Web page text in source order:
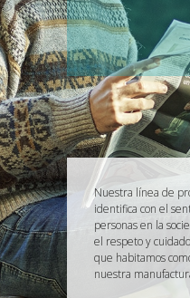
Nuestra línea de
identifica con el
personas en la
el respeto y
que habitamos
nuestra